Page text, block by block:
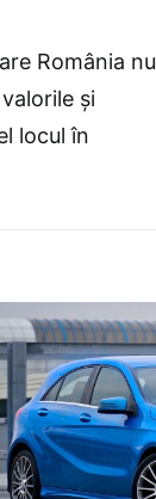
România nu
şi
locul în